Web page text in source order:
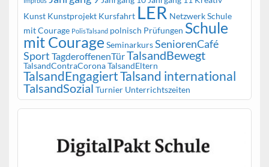
Kunst Kunstprojekt Kursfahrt LER Netzwerk Schule
mit Courage PolisTalsand polnisch Prüfungen Schule
mit Courage SeminarkursSeniorenCafé
Sport TagderoffenenTürTalsandBewegt
TalsandContraCoronaTalsandEltern
TalsandEngagiertTalsand international
TalsandSozial Turnier Unterrichtszeiten